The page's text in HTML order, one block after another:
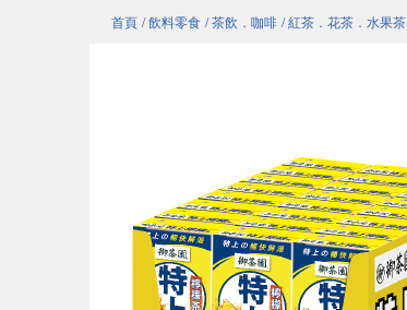
首頁 / 飲料零食 / 茶飲．咖啡 / 紅茶．花茶．水果茶